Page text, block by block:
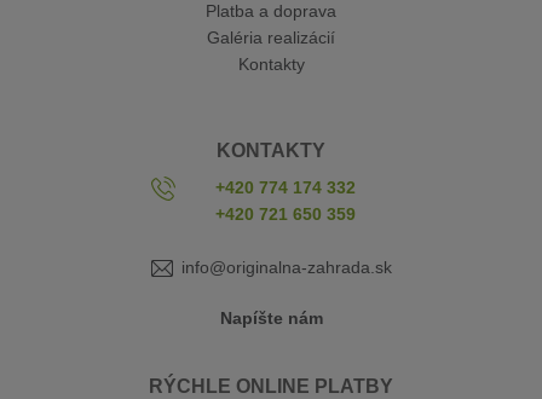
Platba a doprava
Galéria realizácií
Kontakty
KONTAKTY
+420 774 174 332
+420 721 650 359
info@originalna-zahrada.sk
Napíšte nám
RÝCHLE ONLINE PLATBY